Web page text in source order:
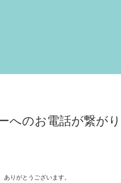
へのお電話が繋が
ありがとうございます。